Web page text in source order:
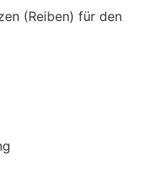
(Reiben) für den